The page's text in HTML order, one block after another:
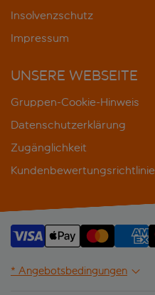
Insolvenzschutz
Impressum
UNSERE WEBSEITE
Gruppen-Cookie-Hinweis
Datenschutzerklärung
Zugänglichkeit
Kundenbewertungsrichtlinie
* Angebotsbedingungen